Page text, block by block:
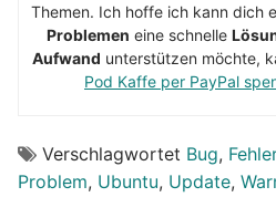
Themen. Ich hoffe ich kann dich
Problemen eine schnelle
Aufwand unterstützen möchte,
Pod Kaffe per PayPal
Verschlagwortet Bug, Fehler
Problem, Ubuntu, Update,